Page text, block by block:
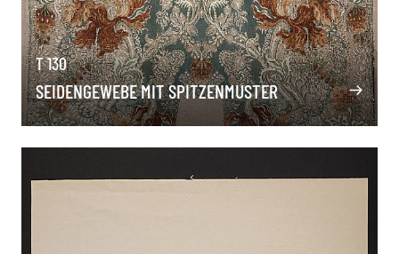
T 130
SEIDENGEWEBE MIT SPITZENMUSTER